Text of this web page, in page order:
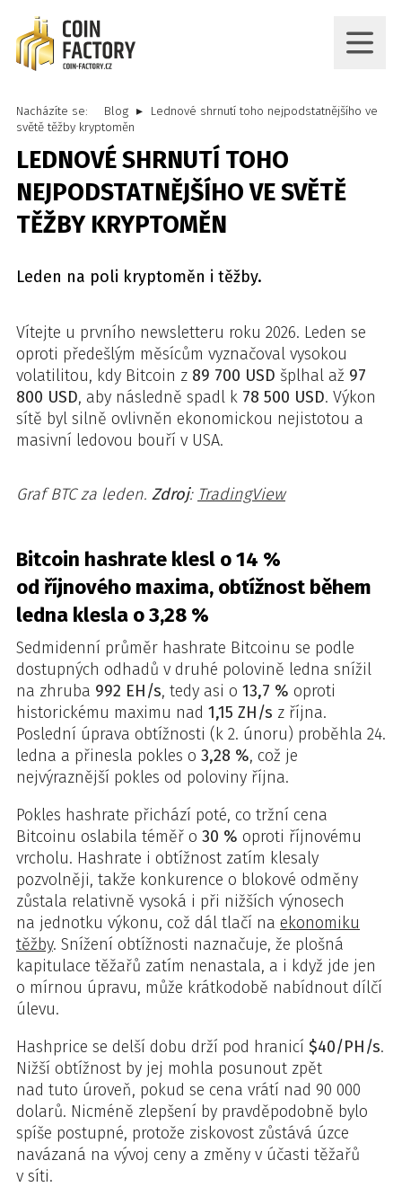
Nacházíte se: Blog
Lednové shrnutí toho nejpodstatnějšího ve
světě těžby kryptoměn
LEDNOVÉ SHRNUTÍ TOHO
NEJPODSTATNĚJŠÍHO VE SVĚTĚ
TĚŽBY KRYPTOMĚN
Leden na poli kryptoměn i těžby.
Vítejte u prvního newsletteru roku 2026. Leden se
oproti předešlým měsícům vyznačoval vysokou
volatilitou, kdy Bitcoin z 89 700 USD šplhal až 97
800 USD, aby následně spadl k 78 500 USD. Výkon
sítě byl silně ovlivněn ekonomickou nejistotou a
masivní ledovou bouří v USA.
Graf BTC za leden. Zdroj: TradingView
Bitcoin hashrate klesl o 14 %
od říjnového maxima, obtížnost během
ledna klesla o 3,28 %
Sedmidenní průměr hashrate Bitcoinu se podle
dostupných odhadů v druhé polovině ledna snížil
na zhruba 992 EH/s, tedy asi o 13,7 % oproti
historickému maximu nad 1,15 ZH/s z října.
Poslední úprava obtížnosti (k 2. únoru) proběhla 24.
ledna a přinesla pokles o 3,28 %, což je
nejvýraznější pokles od poloviny října.
Pokles hashrate přichází poté, co tržní cena
Bitcoinu oslabila téměř o 30 % oproti říjnovému
vrcholu. Hashrate i obtížnost zatím klesaly
pozvolněji, takže konkurence o blokové odměny
zůstala relativně vysoká i při nižších výnosech
na jednotku výkonu, což dál tlačí na ekonomiku
těžby. Snížení obtížnosti naznačuje, že plošná
kapitulace těžařů zatím nenastala, a i když jde jen
o mírnou úpravu, může krátkodobě nabídnout dílčí
úlevu.
Hashprice se delší dobu drží pod hranicí $40/PH/s.
Nižší obtížnost by jej mohla posunout zpět
nad tuto úroveň, pokud se cena vrátí nad 90 000
dolarů. Nicméně zlepšení by pravděpodobně bylo
spíše postupné, protože ziskovost zůstává úzce
navázaná na vývoj ceny a změny v účasti těžařů
v síti.